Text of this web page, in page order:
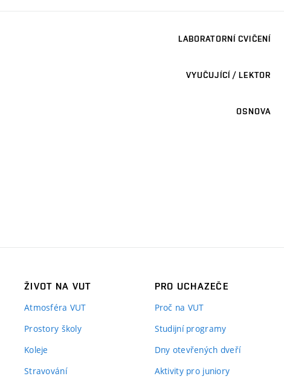
LABORATORNÍ CVIČENÍ
VYUČUJÍCÍ / LEKTOR
OSNOVA
ŽIVOT NA VUT
Atmosféra VUT
Prostory školy
Koleje
Stravování
PRO UCHAZEČE
Proč na VUT
Studijní programy
Dny otevřených dveří
Aktivity pro juniory